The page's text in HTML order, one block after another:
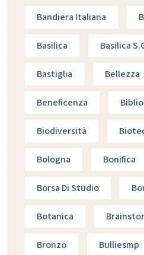
Bandiera Italiana
Basilica Basilica
Bastiglia Bellezza
Beneficenza
Biodiversità
Bologna Bonifica
Borsa Di Studio
Botanica
Bronzo Bulliesmp